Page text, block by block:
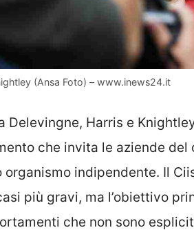
(Ansa Foto) – www.inews24.it
Delevingne, Harris e
che invita le aziende
organismo indipendente. Il
più gravi, ma l’obiettivo
che non sono